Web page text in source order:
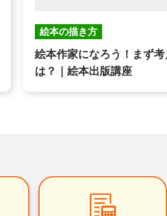
絵本の描き方
絵本作家になろう！まず考
は？｜絵本出版講座